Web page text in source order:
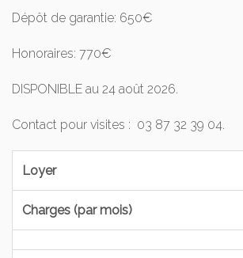
Dépôt de garantie: 650€
Honoraires: 770€
DISPONIBLE au 24 août 2026.
Contact pour visites : 03 87 32 39 04.
Loyer
Charges (par mois)